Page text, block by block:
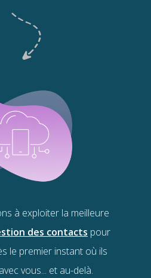
à exploiter la meilleure
des contacts pour
le premier instant où ils
vous... et au-delà.